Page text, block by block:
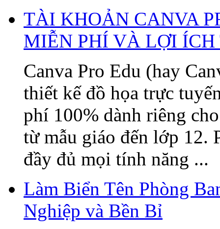
TÀI KHOẢN CANVA
MIỄN PHÍ VÀ LỢI
Canva Pro Edu (hay
thiết kế đồ họa trực
phí 100% dành riêng
từ mẫu giáo đến lớp 12.
đầy đủ mọi tính năng ...
Làm Biển Tên Phòng
Nghiệp và Bền Bỉ